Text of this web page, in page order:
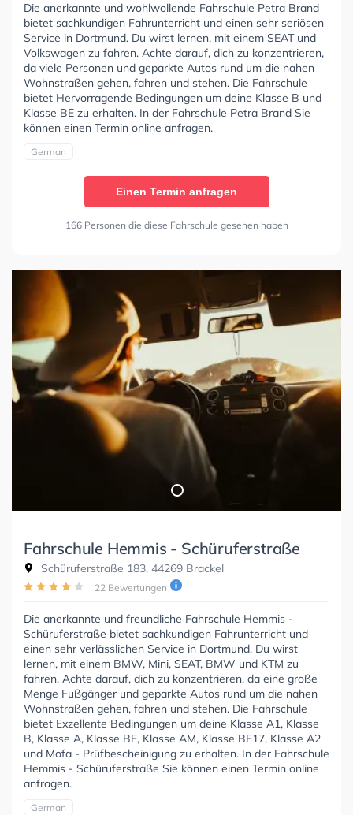
Die anerkannte und wohlwollende Fahrschule Petra Brand
bietet sachkundigen Fahrunterricht und einen sehr seriösen
Service in Dortmund. Du wirst lernen, mit einem SEAT und
Volkswagen zu fahren. Achte darauf, dich zu konzentrieren,
da viele Personen und geparkte Autos rund um die nahen
Wohnstraßen gehen, fahren und stehen. Die Fahrschule
bietet Hervorragende Bedingungen um deine Klasse B und
Klasse BE zu erhalten. In der Fahrschule Petra Brand Sie
können einen Termin online anfragen.
German
Einen Termin anfragen
166 Personen die diese Fahrschule gesehen haben
Fahrschule Hemmis - Schüruferstraße
Schüruferstraße 183, 44269 Brackel
22 Bewertungen
Die anerkannte und freundliche Fahrschule Hemmis -
Schüruferstraße bietet sachkundigen Fahrunterricht und
einen sehr verlässlichen Service in Dortmund. Du wirst
lernen, mit einem BMW, Mini, SEAT, BMW und KTM zu
fahren. Achte darauf, dich zu konzentrieren, da eine große
Menge Fußgänger und geparkte Autos rund um die nahen
Wohnstraßen gehen, fahren und stehen. Die Fahrschule
bietet Exzellente Bedingungen um deine Klasse A1, Klasse
B, Klasse A, Klasse BE, Klasse AM, Klasse BF17, Klasse A2
und Mofa - Prüfbescheinigung zu erhalten. In der Fahrschule
Hemmis - Schüruferstraße Sie können einen Termin online
anfragen.
German